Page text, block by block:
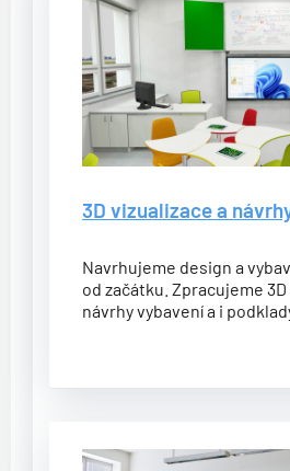
3D vizualizace a
Navrhujeme design a
od začátku. Zpracujeme
návrhy vybavení a i